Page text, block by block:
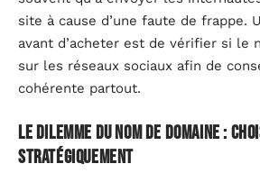
site à cause d’une faute de frappe.
avant d’acheter est de vérifier si le
sur les réseaux sociaux afin de
cohérente partout.
Le dilemme du nom de domaine :
stratégiquement